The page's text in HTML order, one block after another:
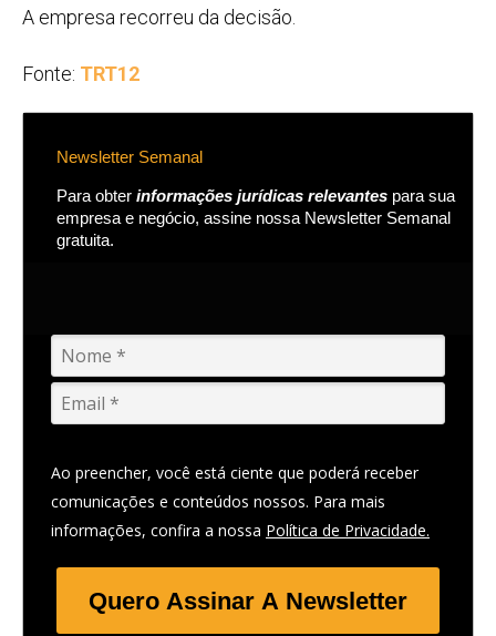
A empresa recorreu da decisão.
Fonte: TRT12
Newsletter Semanal
Para obter informações jurídicas relevantes para sua
empresa e negócio, assine nossa Newsletter Semanal
gratuita.
Ao preencher, você está ciente que poderá receber
comunicações e conteúdos nossos. Para mais
informações, confira a nossa Política de Privacidade.
Quero Assinar A Newsletter